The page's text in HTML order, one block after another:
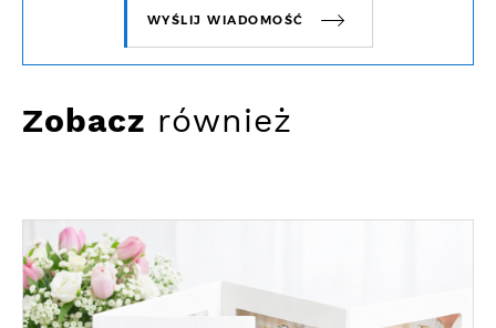
WYŚLIJ WIADOMOŚĆ
Zobacz również